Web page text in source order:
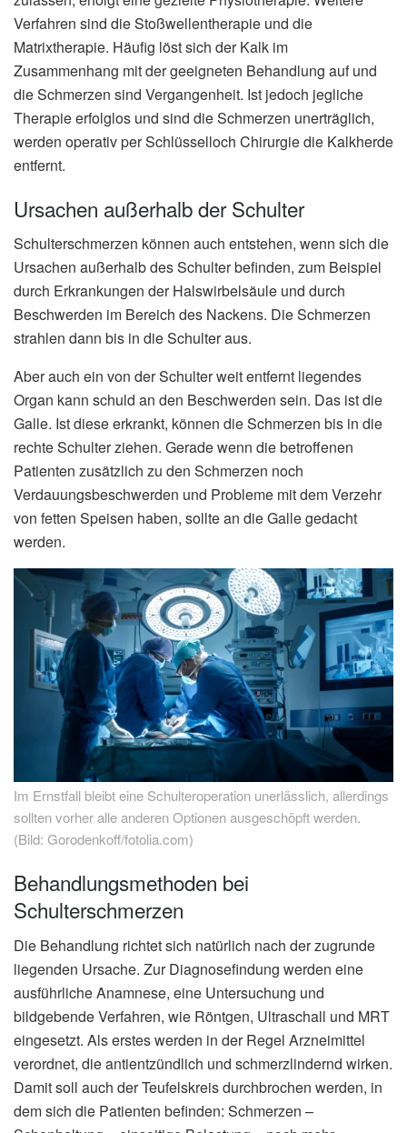
Verfahren sind die Stoßwellentherapie und die
Matrixtherapie. Häufig löst sich der Kalk im
Zusammenhang mit der geeigneten Behandlung auf und
die Schmerzen sind Vergangenheit. Ist jedoch jegliche
Therapie erfolglos und sind die Schmerzen unerträglich,
werden operativ per Schlüsselloch Chirurgie die Kalkherde
entfernt.
Ursachen außerhalb der Schulter
Schulterschmerzen können auch entstehen, wenn sich die
Ursachen außerhalb des Schulter befinden, zum Beispiel
durch Erkrankungen der Halswirbelsäule und durch
Beschwerden im Bereich des Nackens. Die Schmerzen
strahlen dann bis in die Schulter aus.
Aber auch ein von der Schulter weit entfernt liegendes
Organ kann schuld an den Beschwerden sein. Das ist die
Galle. Ist diese erkrankt, können die Schmerzen bis in die
rechte Schulter ziehen. Gerade wenn die betroffenen
Patienten zusätzlich zu den Schmerzen noch
Verdauungsbeschwerden und Probleme mit dem Verzehr
von fetten Speisen haben, sollte an die Galle gedacht
werden.
Im Ernstfall bleibt eine Schulteroperation unerlässlich, allerdings
sollten vorher alle anderen Optionen ausgeschöpft werden.
(Bild: Gorodenkoff/fotolia.com)
Behandlungsmethoden bei
Schulterschmerzen
Die Behandlung richtet sich natürlich nach der zugrunde
liegenden Ursache. Zur Diagnosefindung werden eine
ausführliche Anamnese, eine Untersuchung und
bildgebende Verfahren, wie Röntgen, Ultraschall und MRT
eingesetzt. Als erstes werden in der Regel Arzneimittel
verordnet, die antientzündlich und schmerzlindernd wirken.
Damit soll auch der Teufelskreis durchbrochen werden, in
dem sich die Patienten befinden: Schmerzen –